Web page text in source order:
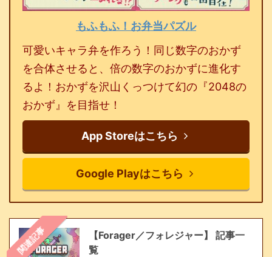
もふもふ！お弁当パズル
可愛いキャラ弁を作ろう！同じ数字のおかず
を合体させると、倍の数字のおかずに進化す
るよ！おかずを沢山くっつけて幻の『2048の
おかず』を目指せ！
App Storeはこちら
Google Playはこちら
関連記事
【Forager／フォレジャー】 記事一
覧